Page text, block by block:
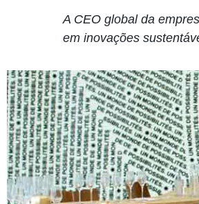
A CEO global da
em inovações